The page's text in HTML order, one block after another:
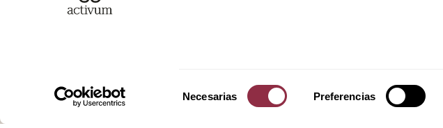
de
Necesarias Preferencias
Contacto